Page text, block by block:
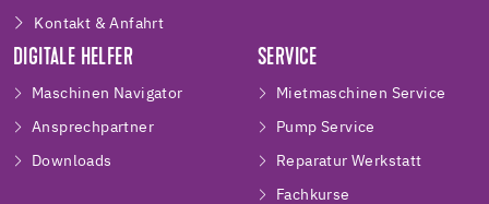
Kontakt & Anfahrt
DIGITALE HELFER
Maschinen Navigator
Ansprechpartner
Downloads
SERVICE
Mietmaschinen Service
Pump Service
Reparatur Werkstatt
Fachkurse